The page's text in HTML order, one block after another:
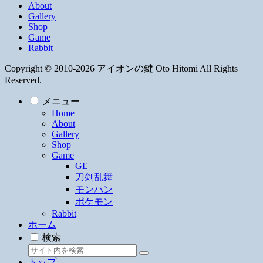
About
Gallery
Shop
Game
Rabbit
Copyright © 2010-2026 アイオンの鍵 Oto Hitomi All Rights
Reserved.
メニュー
Home
About
Gallery
Shop
Game
GE
刀剣乱舞
モンハン
ポケモン
Rabbit
ホーム
検索